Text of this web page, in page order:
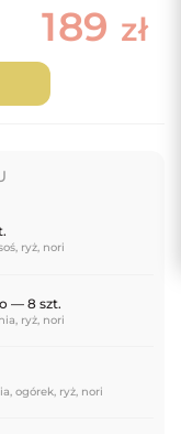
189 zł
ryż, nori
— 8 szt.
ryż, nori
ogórek, ryż, nori